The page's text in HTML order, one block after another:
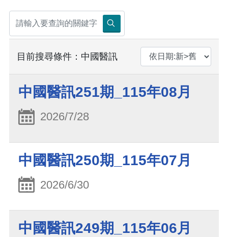
目前搜尋條件：中國醫訊
中國醫訊251期_115年08月
2026/7/28
中國醫訊250期_115年07月
2026/6/30
中國醫訊249期_115年06月